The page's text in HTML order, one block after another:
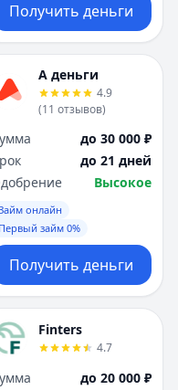
Получить деньги
А деньги
4.9
(11 отзывов)
до 30 000 ₽
до 21 дней
Высокое
онлайн
Первый займ 0%
Получить деньги
Finters
4.7
до 20 000 ₽